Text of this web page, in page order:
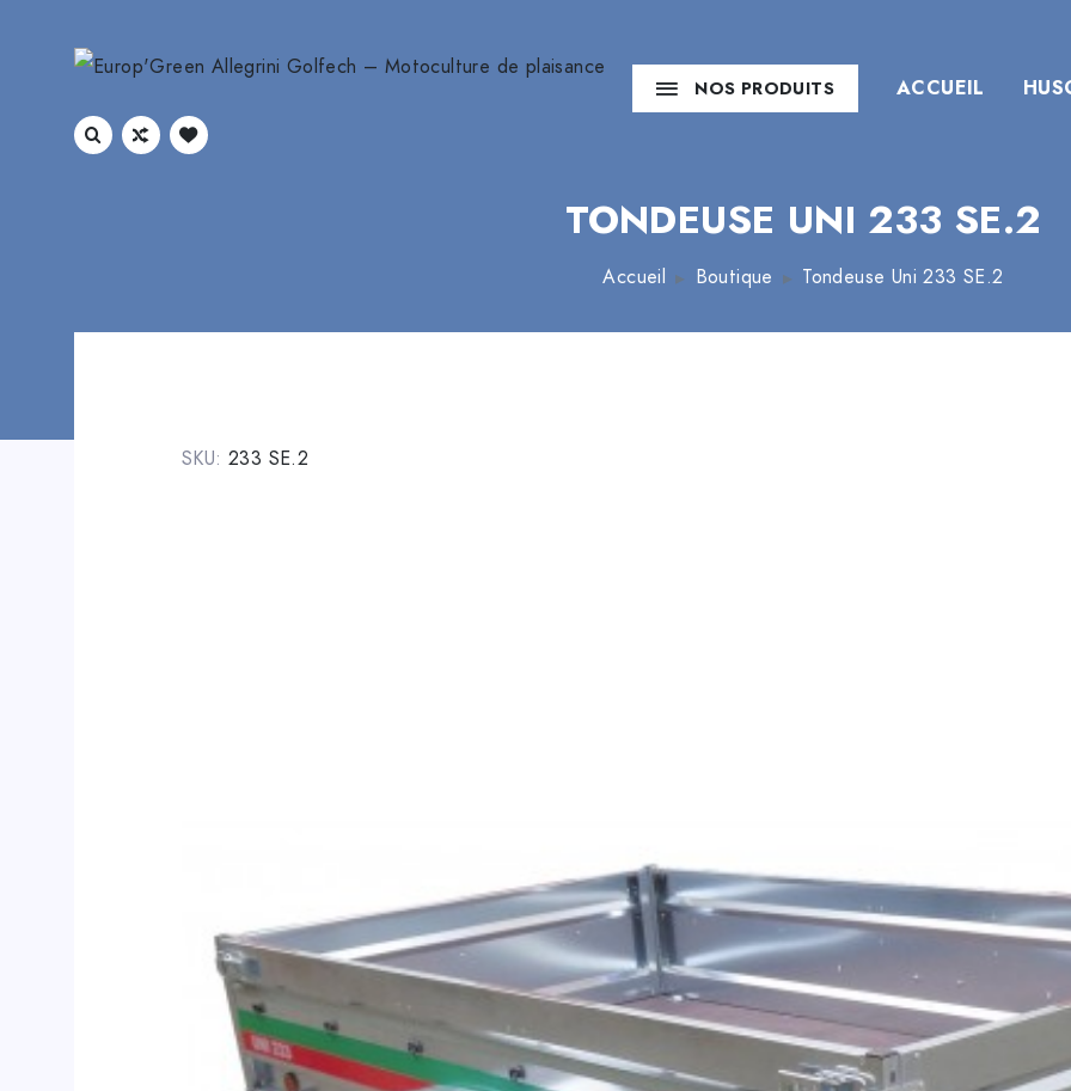
NOS PRODUITS ACCUEIL
TONDEUSE UNI 233 SE.2
Accueil Boutique Tondeuse Uni 233 SE.2
SKU: 233 SE.2